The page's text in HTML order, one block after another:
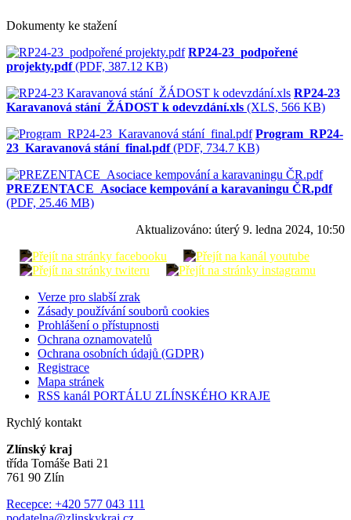
Dokumenty ke stažení
RP24-23_podpořené
projekty.pdf(PDF, 387.12 KB)
RP24-23
Karavanová stání_ŽÁDOST k odevzdání.xls (XLS, 566 KB)
Program_RP24-
23_Karavanová stání_final.pdf(PDF, 734.7 KB)
PREZENTACE_Asociace kempování a karavaningu ČR.pdf
(PDF, 25.46 MB)
Aktualizováno: úterý 9. ledna 2024, 10:50
Verze pro slabší zrak
Zásady používání souborů cookies
Prohlášení o přístupnosti
Ochrana oznamovatelů
Ochrana osobních údajů (GDPR)
Registrace
Mapa stránek
RSS kanál PORTÁLU ZLÍNSKÉHO KRAJE
Rychlý kontakt
Zlínský kraj
třída Tomáše Bati 21
761 90 Zlín
Recepce: +420 577 043 111